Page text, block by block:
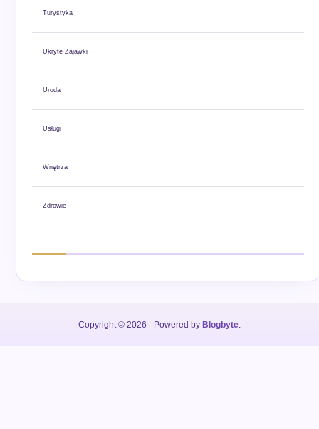
Turystyka
Ukryte Zajawki
Uroda
Usługi
Wnętrza
Zdrowie
Copyright © 2026 - Powered by Blogbyte.